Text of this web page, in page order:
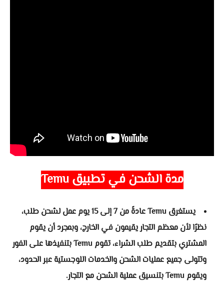
مدة الشحن في تطبيق Temu
يستغرق Temu عادةً من 7 إلى 15 يوم عمل لشحن طلب،
نظرًا لأن معظم التجار يقيمون في الخارج، وبمجرد أن يقوم
المشتري بتقديم طلب الشراء، تقوم Temu بتنفيذها على الفور
وتتولى جميع عمليات الشحن والخدمات اللوجستية عبر الحدود،
ويقوم Temu بتنسيق عملية الشحن مع التجار.